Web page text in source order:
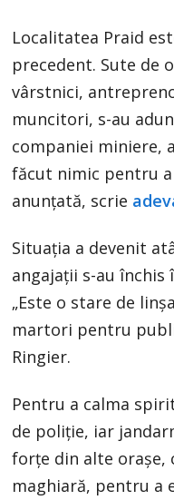
Localitatea Praid
precedent. Sute de
vârstnici,
muncitori, s-au
companiei miniere,
făcut nimic pentru
anunțată, scrie
Situația a devenit
angajații s-au închis
„Este o stare de
martori pentru
Ringier.
Pentru a calma
de poliție, iar
forțe din alte orașe,
maghiară, pentru a